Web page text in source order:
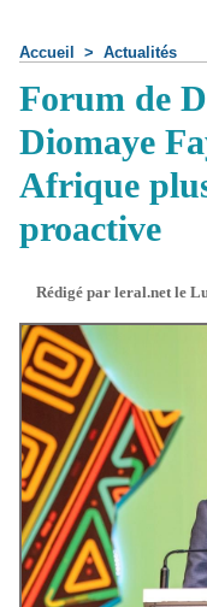
Accueil > Actualités
Forum de
Diomaye
Afrique
proactive
Rédigé par leral.net le